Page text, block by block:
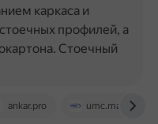
ankar.pro umc.market
каркаса и
профилей, а
Стоечный